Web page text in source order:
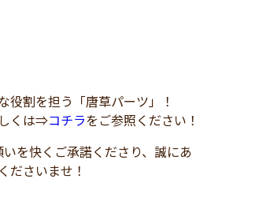
割を担う「唐草パーツ」！
くは⇒コチラをご参照ください！
を快くご承諾くださり、誠にあ
ださいませ！